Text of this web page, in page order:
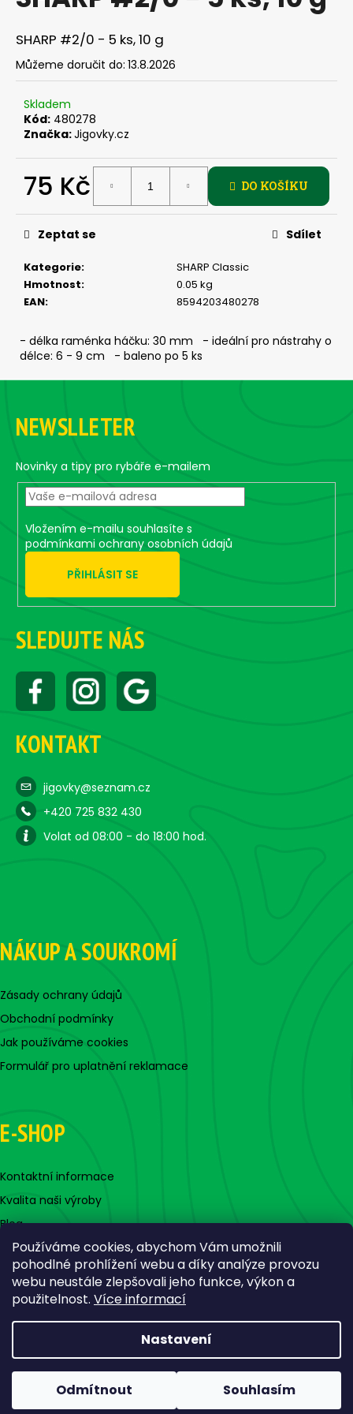
Používáme cookies, abychom Vám umožnili
pohodlné prohlížení webu a díky analýze provozu
webu neustále zlepšovali jeho funkce, výkon a
použitelnost. Více informací
Nastavení
Odmítnout Souhlasím
z
5
hvězdiček.
SHARP #2/0 - 5 ks, 10 g
Můžeme doručit do: 13.8.2026
Skladem
Kód: 480278
Značka:Jigovky.cz
75 Kč
cena:
DO KOŠÍKU
Kategorie:
SHARP Classic
Hmotnost:
0.05 kg
EAN: 8594203480278
Zeptat se Sdílet
- délka raménka háčku: 30 mm - ideální pro nástrahy o
délce: 6 - 9 cm - baleno po 5 ks
j
í
t
?
HLEDAT
o
p
o
u
č
m
e
JIG
STANDUP
DRÁTEK
#5/0
KS,
15
139
Z
NEWSLLETER
Novinky a tipy pro rybáře e-mailem
Vložením e-mailu souhlasíte s
podmínkami ochrany osobních údajů
PŘIHLÁSIT SE
SLEDUJTE NÁS
KONTAKT
jigovky@seznam.cz
+420 725 832 430
Volat od 08:00 - do 18:00 hod.
NÁKUP A SOUKROMÍ
Zásady ochrany údajů
Obchodní podmínky
Jak používáme cookies
Formulář pro uplatnění reklamace
E-SHOP
Kontaktní informace
Kvalita naši výroby
Blog
Copyright 2026Jigovky.cz. Všechna práva vyhrazena.
Upravit nastavení cookies